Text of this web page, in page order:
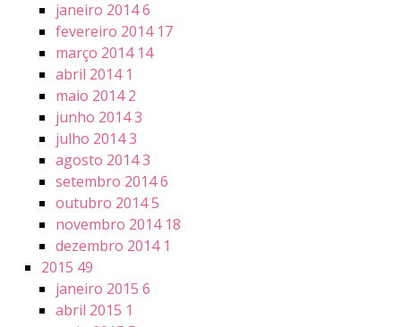
janeiro 20146
fevereiro 2014 17
março 2014 14
abril 2014 1
maio 20142
junho 20143
julho 20143
agosto 20143
setembro 20146
outubro 20145
novembro 2014 18
dezembro 2014 1
2015 49
janeiro 2015 6
abril 2015 1